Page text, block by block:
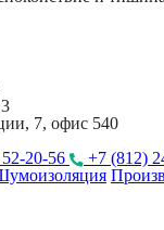
7, офис 540
20-56 +7 (812)